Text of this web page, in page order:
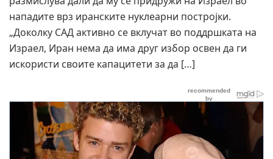
нападите врз иранските нуклеарни постројки.
„Доколку САД активно се вклучат во поддршката на
Израел, Иран нема да има друг избор освен да ги
искористи своите капацитети за да […]